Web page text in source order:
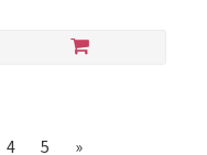
4 5 »